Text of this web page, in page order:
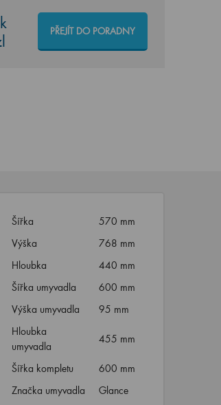
PŘEJÍT DO PORADNY
Šířka
570 mm
Výška
768 mm
Hloubka
440 mm
Šířka umyvadla
600 mm
Výška umyvadla
95 mm
Hloubka
umyvadla
455 mm
Šířka kompletu
600 mm
Značka umyvadla
Glance